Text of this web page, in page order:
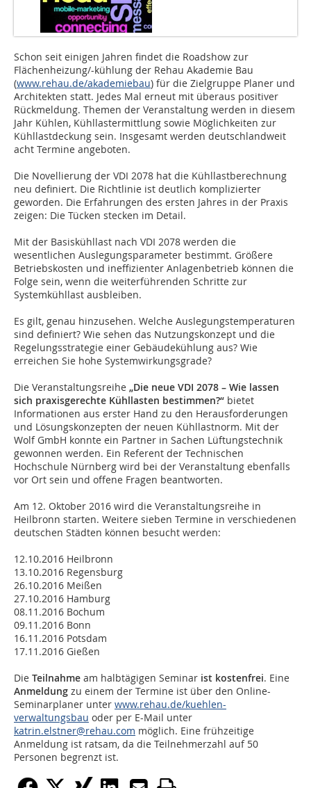
Schon seit einigen Jahren findet die Roadshow zur
Flächenheizung/-kühlung der Rehau Akademie Bau
(www.rehau.de/akademiebau) für die Zielgruppe Planer und
Architekten statt. Jedes Mal erneut mit überaus positiver
Rückmeldung. Themen der Veranstaltung werden in diesem
Jahr Kühlen, Kühllastermittlung sowie Möglichkeiten zur
Kühllastdeckung sein. Insgesamt werden deutschlandweit
acht Termine angeboten.
Die Novellierung der VDI 2078 hat die Kühllastberechnung
neu definiert. Die Richtlinie ist deutlich komplizierter
geworden. Die Erfahrungen des ersten Jahres in der Praxis
zeigen: Die Tücken stecken im Detail.
Mit der Basiskühllast nach VDI 2078 werden die
wesentlichen Auslegungsparameter bestimmt. Größere
Betriebskosten und ineffizienter Anlagenbetrieb können die
Folge sein, wenn die weiterführenden Schritte zur
Systemkühllast ausbleiben.
Es gilt, genau hinzusehen. Welche Auslegungstemperaturen
sind definiert? Wie sehen das Nutzungskonzept und die
Regelungsstrategie einer Gebäudekühlung aus? Wie
erreichen Sie hohe Systemwirkungsgrade?
Die Veranstaltungsreihe „Die neue VDI 2078 – Wie lassen
sich praxisgerechte Kühllasten bestimmen?“ bietet
Informationen aus erster Hand zu den Herausforderungen
und Lösungskonzepten der neuen Kühllastnorm. Mit der
Wolf GmbH konnte ein Partner in Sachen Lüftungstechnik
gewonnen werden. Ein Referent der Technischen
Hochschule Nürnberg wird bei der Veranstaltung ebenfalls
vor Ort sein und offene Fragen beantworten.
Am 12. Oktober 2016 wird die Veranstaltungsreihe in
Heilbronn starten. Weitere sieben Termine in verschiedenen
deutschen Städten können besucht werden:
12.10.2016 Heilbronn
13.10.2016 Regensburg
26.10.2016 Meißen
27.10.2016 Hamburg
08.11.2016 Bochum
09.11.2016 Bonn
16.11.2016 Potsdam
17.11.2016 Gießen
Die Teilnahme am halbtägigen Seminar ist kostenfrei. Eine
Anmeldung zu einem der Termine ist über den Online-
Seminarplaner unter www.rehau.de/kuehlen-
verwaltungsbau oder per E-Mail unter
katrin.elstner@rehau.com möglich. Eine frühzeitige
Anmeldung ist ratsam, da die Teilnehmerzahl auf 50
Personen begrenzt ist.